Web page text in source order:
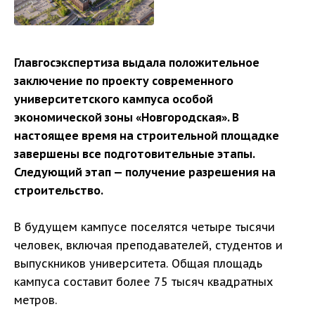
Главгосэкспертиза выдала положительное
заключение по проекту современного
университетского кампуса особой
экономической зоны «Новгородская». В
настоящее время на строительной площадке
завершены все подготовительные этапы.
Следующий этап — получение разрешения на
строительство.
В будущем кампусе поселятся четыре тысячи
человек, включая преподавателей, студентов и
выпускников университета. Общая площадь
кампуса составит более 75 тысяч квадратных
метров.